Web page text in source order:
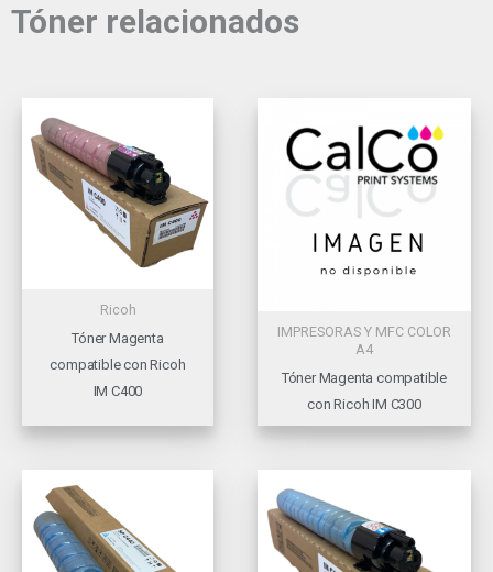
Tóner relacionados
Ricoh
Tóner Magenta
compatible con Ricoh
IM C400
IMPRESORAS Y MFC COLOR
A4
Tóner Magenta compatible
con Ricoh IM C300